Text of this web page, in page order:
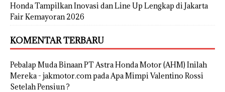
Honda Tampilkan Inovasi dan Line Up Lengkap di Jakarta
Fair Kemayoran 2026
KOMENTAR TERBARU
Pebalap Muda Binaan PT Astra Honda Motor (AHM) Inilah
Mereka - jakmotor.compada Apa Mimpi Valentino Rossi
Setelah Pensiun ?